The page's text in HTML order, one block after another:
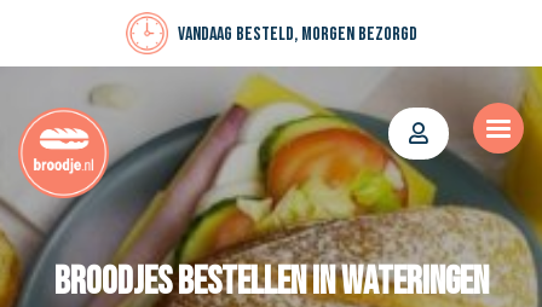
Vandaag besteld, morgen bezorgd
Broodjes bestellen in Wateringen